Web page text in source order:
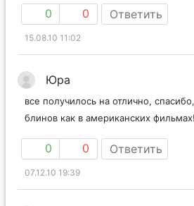
0 0 Ответить
15.08.10 11:02
Юра
все получилось на отлично,
блинов как в американских фильмах!
0 0 Ответить
07.12.10 19:39